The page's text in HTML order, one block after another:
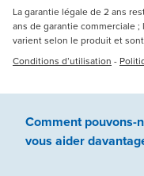
La garantie légale de 2 ans
ans de garantie commerciale
varient selon le produit et
Conditions d’utilisation -
Comment pouvons-
vous aider